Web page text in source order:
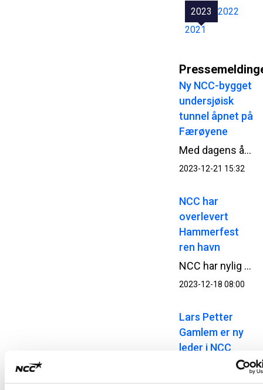
2023
2022
2021
Ny NCC-bygget
undersjøisk
tunnel åpnet på
Færøyene
Med dagens åpning av Sandoytunnelen har NCC ferdigstilt den andre undersjøiske veitunnelen på øyriket siden 2020, og til en samlet verdi av 2,7 MNOK.
2023-12-21 15:32
NCC har
overlevert
Hammerfest
ren havn
NCC har nylig overlevert prosjekt Hammerfest ren havn til Kystverket og Hammerfest kommune, og har dermed ferdigstilt den storstilte miljøoppryddingen og fornyelsen av kommunens byhavn og Forsøl fiskerihavn.
2023-12-18 08:00
Lars Petter
Gamlem er ny
leder i NCC